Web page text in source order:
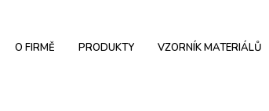
O FIRMĚ PRODUKTY VZORNÍK MATERIÁLŮ